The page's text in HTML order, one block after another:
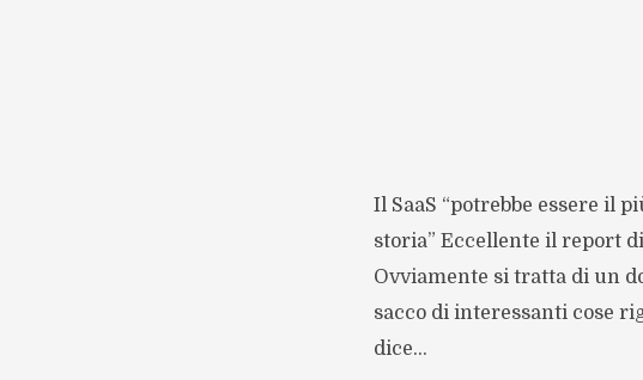
Il SaaS “potrebbe essere il
storia” Eccellente il report
Ovviamente si tratta di un
sacco di interessanti cose
dice...